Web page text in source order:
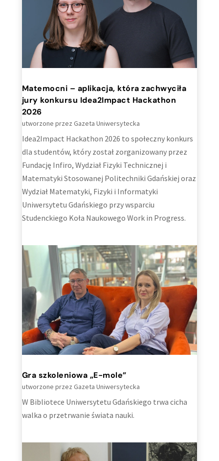
Matemocni – aplikacja, która zachwyciła
jury konkursu Idea2Impact Hackathon
2026
utworzone przez Gazeta Uniwersytecka
Idea2Impact Hackathon 2026 to społeczny konkurs
dla studentów, który został zorganizowany przez
Fundację Infiro, Wydział Fizyki Technicznej i
Matematyki Stosowanej Politechniki Gdańskiej oraz
Wydział Matematyki, Fizyki i Informatyki
Uniwersytetu Gdańskiego przy wsparciu
Studenckiego Koła Naukowego Work in Progress.
Gra szkoleniowa „E-mole”
utworzone przez Gazeta Uniwersytecka
W Bibliotece Uniwersytetu Gdańskiego trwa cicha
walka o przetrwanie świata nauki.